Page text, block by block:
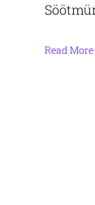
Read More